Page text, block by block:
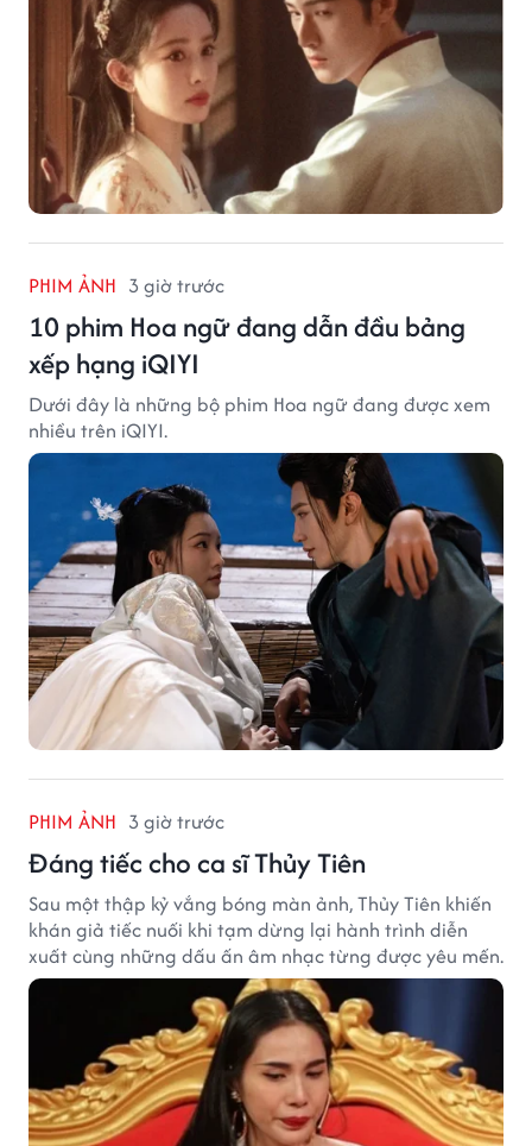
PHIM ẢNH 3 giờ trước
10 phim Hoa ngữ đang dẫn đầu bảng
xếp hạng iQIYI
Dưới đây là những bộ phim Hoa ngữ đang được xem
nhiều trên iQIYI.
PHIM ẢNH 3 giờ trước
Đáng tiếc cho ca sĩ Thủy Tiên
Sau một thập kỷ vắng bóng màn ảnh, Thủy Tiên khiến
khán giả tiếc nuối khi tạm dừng lại hành trình diễn
xuất cùng những dấu ấn âm nhạc từng được yêu mến.